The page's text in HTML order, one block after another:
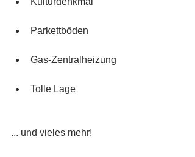
Parkettböden
Gas-Zentralheizung
Tolle Lage
... und vieles mehr!